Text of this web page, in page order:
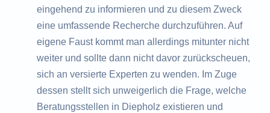
eingehend zu informieren und zu diesem Zweck
eine umfassende Recherche durchzuführen. Auf
eigene Faust kommt man allerdings mitunter nicht
weiter und sollte dann nicht davor zurückscheuen,
sich an versierte Experten zu wenden. Im Zuge
dessen stellt sich unweigerlich die Frage, welche
Beratungsstellen in Diepholz existieren und